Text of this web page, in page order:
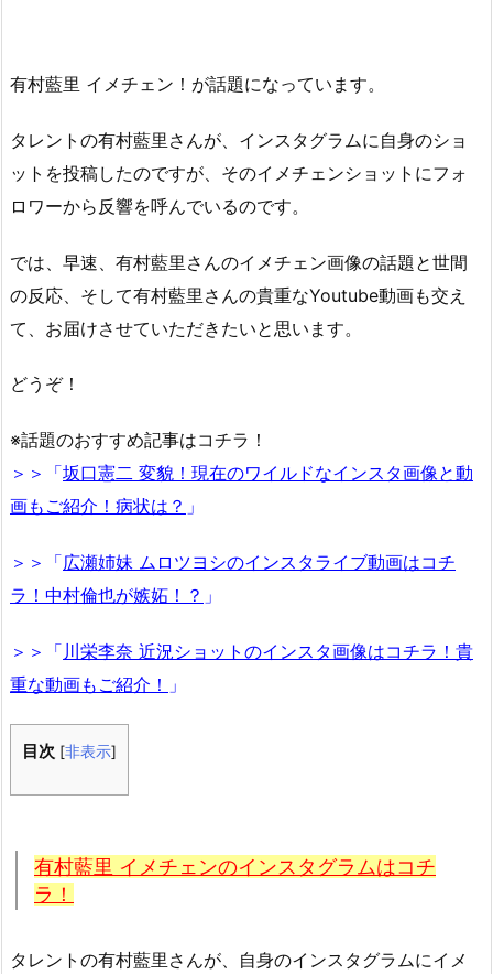
有村藍里 イメチェン！が話題になっています。
タレントの有村藍里さんが、インスタグラムに自身のショ
ットを投稿したのですが、そのイメチェンショットにフォ
ロワーから反響を呼んでいるのです。
では、早速、有村藍里さんのイメチェン画像の話題と世間
の反応、そして有村藍里さんの貴重なYoutube動画も交え
て、お届けさせていただきたいと思います。
どうぞ！
※話題のおすすめ記事はコチラ！
＞＞「坂口憲二 変貌！現在のワイルドなインスタ画像と動
画もご紹介！病状は？ 」
＞＞「広瀬姉妹 ムロツヨシのインスタライブ動画はコチ
ラ！中村倫也が嫉妬！？ 」
＞＞「 川栄李奈 近況ショットのインスタ画像はコチラ！貴
重な動画もご紹介！ 」
目次 [非表示]
有村藍里 イメチェンのインスタグラムはコチ
ラ！
タレントの有村藍里さんが、自身のインスタグラムにイメ